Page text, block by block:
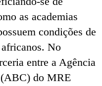
as academias
condições de
No
entre a Agência
do MRE